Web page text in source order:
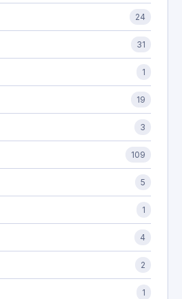
24
31
1
19
3
109
5
1
4
2
1